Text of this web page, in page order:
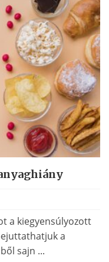
a kiegyensúlyozott
a
sajn ...